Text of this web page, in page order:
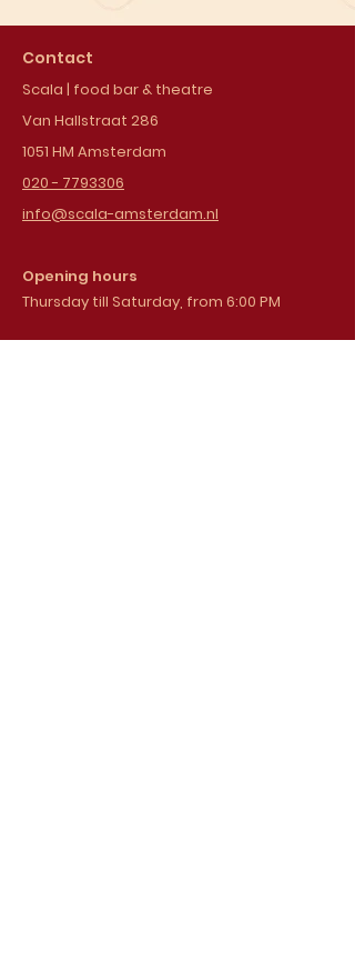
Contact
Scala | food bar & theatre
Van Hallstraat 286
1051 HM Amsterdam
020 - 7793306
info@scala-amsterdam.nl
Opening hours
Thursday till Saturday, from 6:00 PM